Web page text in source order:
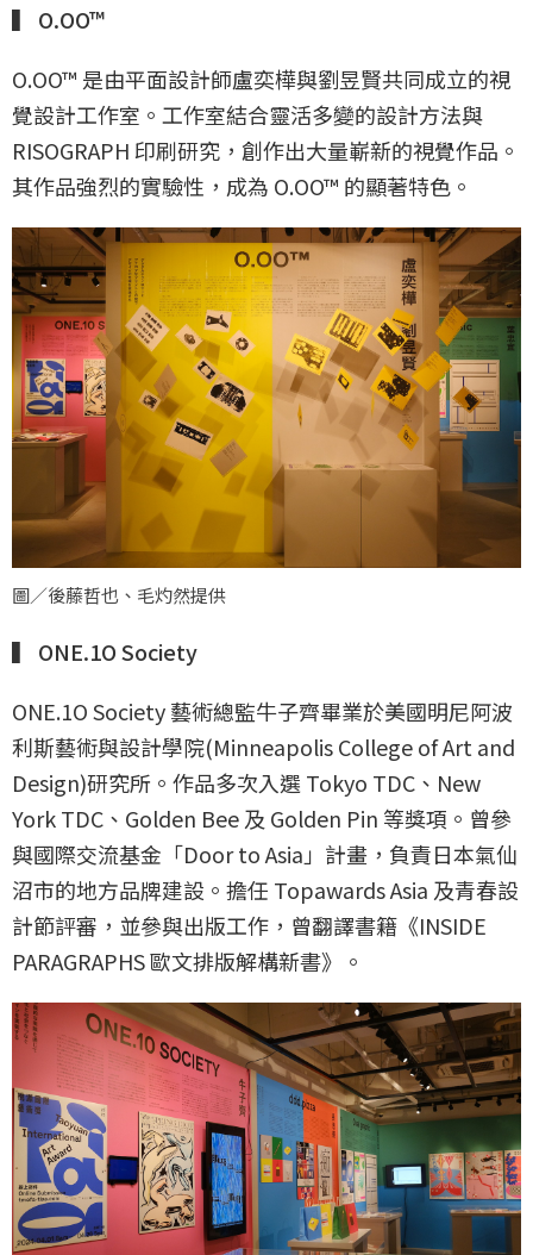
▍ O.OO™
O.OO™ 是由平面設計師盧奕樺與劉昱賢共同成立的視
覺設計工作室。工作室結合靈活多變的設計方法與
RISOGRAPH 印刷研究，創作出大量嶄新的視覺作品。
其作品強烈的實驗性，成為 O.OO™ 的顯著特色。
圖／後藤哲也、毛灼然提供
▍ ONE.1O Society
ONE.1O Society 藝術總監牛子齊畢業於美國明尼阿波
利斯藝術與設計學院(Minneapolis College of Art and
Design)研究所。作品多次入選 Tokyo TDC、New
York TDC、Golden Bee 及 Golden Pin 等獎項。曾參
與國際交流基金「Door to Asia」計畫，負責日本氣仙
沼市的地方品牌建設。擔任 Topawards Asia 及青春設
計節評審，並參與出版工作，曾翻譯書籍《INSIDE
PARAGRAPHS 歐文排版解構新書》。